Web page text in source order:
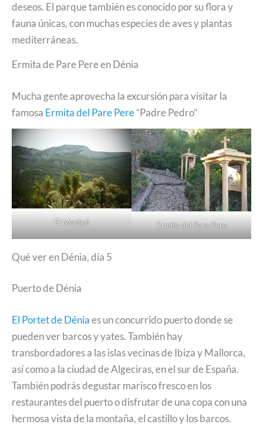
deseos. El parque también es conocido por su flora y
fauna únicas, con muchas especies de aves y plantas
mediterráneas.
Ermita de Pare Pere en Dénia
Mucha gente aprovecha la excursión para visitar la
famosa Ermita del Pare Pere“Padre Pedro”
El Montgó Ermita del Para Pere
Qué ver en Dénia, día 5
Puerto de Dénia
El Portet de Déniaes un concurrido puerto donde se
pueden ver barcos y yates. También hay
transbordadores a las islas vecinas de Ibiza y Mallorca,
así como a la ciudad de Algeciras, en el sur de España.
También podrás degustar marisco fresco en los
restaurantes del puerto o disfrutar de una copa con una
hermosa vista de la montaña, el castillo y los barcos.